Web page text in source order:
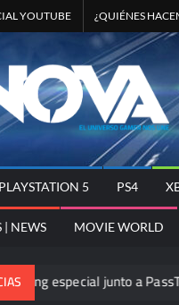
YOUTUBE ¿QUIÉNES
PLAYSTATION 5 PS4
| NEWS MOVIE WORLD
especial junto a PassThor